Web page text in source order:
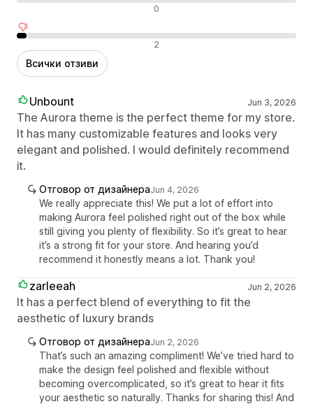
Неутрални отзиви 0
Отрицателни отзиви 2
Всички отзиви
Unbount Jun 3, 2026
The Aurora theme is the perfect theme for my store.
It has many customizable features and looks very
elegant and polished. I would definitely recommend
it.
Отговор от дизайнераJun 4, 2026
We really appreciate this! We put a lot of effort into
making Aurora feel polished right out of the box while
still giving you plenty of flexibility. So it’s great to hear
it’s a strong fit for your store. And hearing you’d
recommend it honestly means a lot. Thank you!
zarleeah Jun 2, 2026
It has a perfect blend of everything to fit the
aesthetic of luxury brands
Отговор от дизайнераJun 2, 2026
That’s such an amazing compliment! We’ve tried hard to
make the design feel polished and flexible without
becoming overcomplicated, so it’s great to hear it fits
your aesthetic so naturally. Thanks for sharing this! And